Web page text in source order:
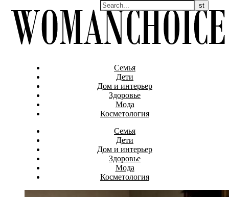
Семья
Дети
Дом и интерьер
Здоровье
Мода
Косметология
Семья
Дети
Дом и интерьер
Здоровье
Мода
Косметология